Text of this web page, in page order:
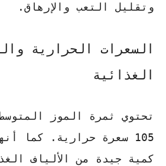
وتقليل التعب والإرهاق.
السعرات الحرارية
الغذائية
تحتوي ثمرة الموز
105 سعرة حرارية. كما
كمية جيدة من الألياف